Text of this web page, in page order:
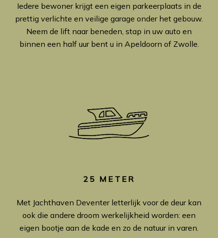
Iedere bewoner krijgt een eigen parkeerplaats in de
prettig verlichte en veilige garage onder het gebouw.
Neem de lift naar beneden, stap in uw auto en
binnen een half uur bent u in Apeldoorn of Zwolle.
25 METER
Met Jachthaven Deventer letterlijk voor de deur kan
ook die andere droom werkelijkheid worden: een
eigen bootje aan de kade en zo de natuur in varen.